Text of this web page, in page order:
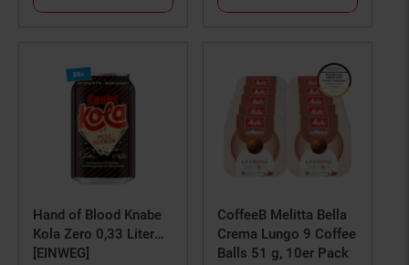
Hand of Blood Knabe
Kola Zero 0,33 Liter
Dose, 24er Pack
[EINWEG]
CoffeeB Melitta Bella
Crema Lungo 9 Coffee
Balls 51 g, 10er Pack